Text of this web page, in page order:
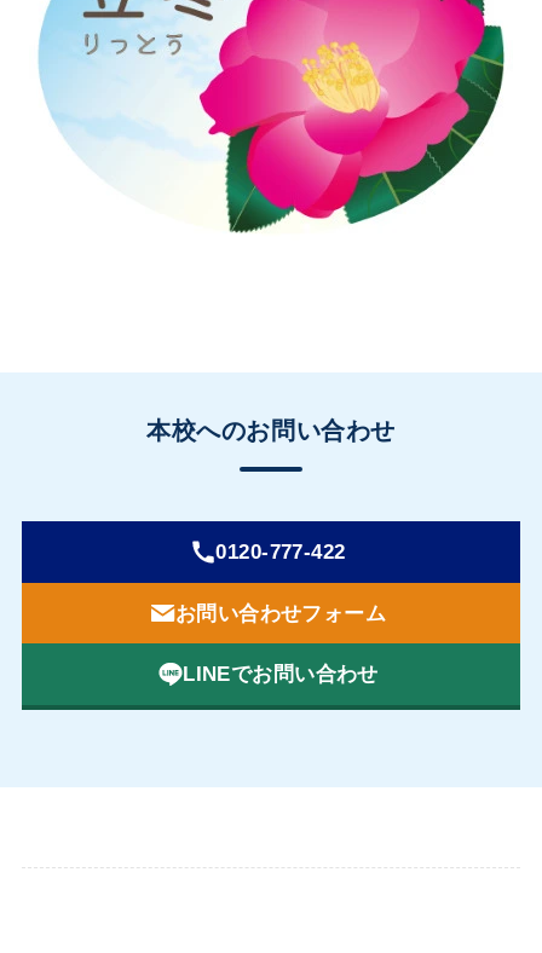
本校へのお問い合わせ
0120-777-422
お問い合わせフォーム
LINEでお問い合わせ